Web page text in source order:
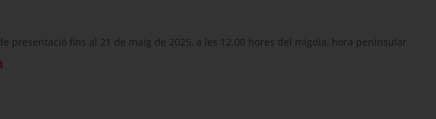
presentació fins al 21 de maig de 2025, a les 12.00 hores del migdia, hora peninsular.